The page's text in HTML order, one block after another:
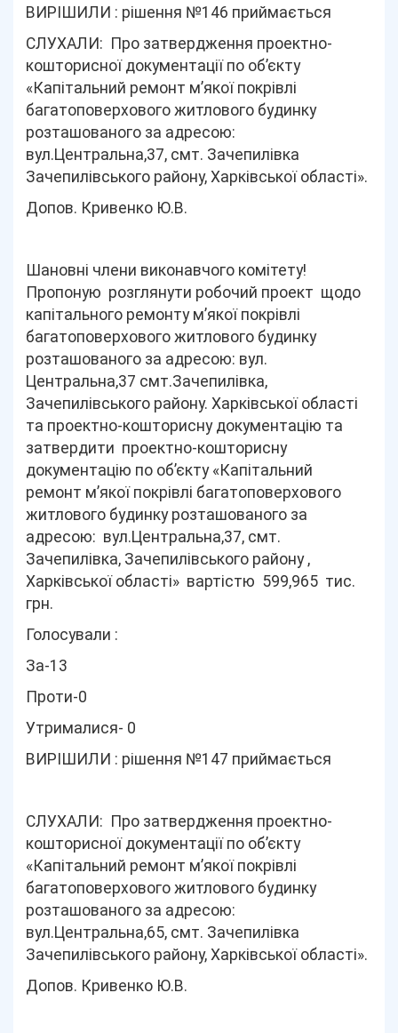
ВИРІШИЛИ : рішення №146 приймається
СЛУХАЛИ: Про затвердження проектно-
кошторисної документації по об’єкту
«Капітальний ремонт м’якої покрівлі
багатоповерхового житлового будинку
розташованого за адресою:
вул.Центральна,37, смт. Зачепилівка
Зачепилівського району, Харківської області».
Допов. Кривенко Ю.В.
Шановні члени виконавчого комітету!
Пропоную розглянути робочий проект щодо
капітального ремонту м’якої покрівлі
багатоповерхового житлового будинку
розташованого за адресою: вул.
Центральна,37 смт.Зачепилівка,
Зачепилівського району. Харківської області
та проектно-кошторисну документацію та
затвердити проектно-кошторисну
документацію по об’єкту «Капітальний
ремонт м’якої покрівлі багатоповерхового
житлового будинку розташованого за
адресою: вул.Центральна,37, смт.
Зачепилівка, Зачепилівського району ,
Харківської області» вартістю 599,965 тис.
грн.
Голосували :
За-13
Проти-0
Утрималися- 0
ВИРІШИЛИ : рішення №147 приймається
СЛУХАЛИ: Про затвердження проектно-
кошторисної документації по об’єкту
«Капітальний ремонт м’якої покрівлі
багатоповерхового житлового будинку
розташованого за адресою:
вул.Центральна,65, смт. Зачепилівка
Зачепилівського району, Харківської області».
Допов. Кривенко Ю.В.